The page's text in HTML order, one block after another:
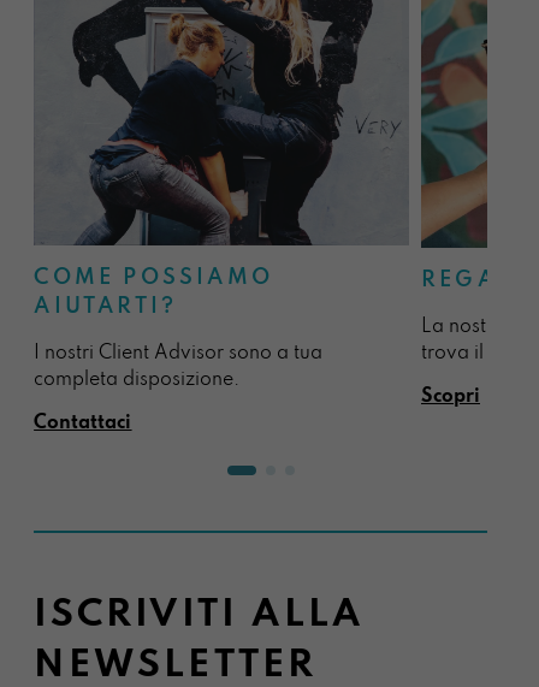
COME POSSIAMO
AIUTARTI?
I nostri Client Advisor sono a tua
completa disposizione.
Contattaci
La nostra
trova il
Scopri
ISCRIVITI ALLA
NEWSLETTER